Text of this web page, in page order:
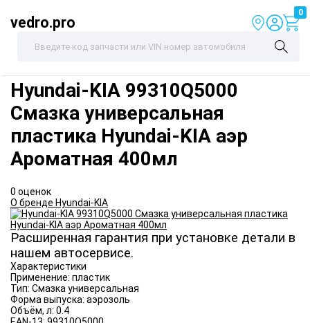
vedro.pro
0
Hyundai-KIA 99310Q5000
Смазка универсальная
пластика Hyundai-KIA аэр
Ароматная 400мл
0 оценок
О бренде Hyundai-KIA
Расширенная гарантия при установке детали в
нашем автосервисе.
Характеристики
Применение: пластик
Тип: Смазка универсальная
Форма выпуска: аэрозоль
Объём, л: 0.4